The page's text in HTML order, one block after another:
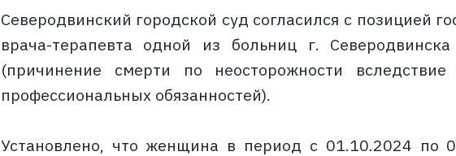
Северодвинский городской суд согласился с позицией
врача-терапевта одной из больниц г.
(причинение смерти по неосторожности
профессиональных обязанностей).
Установлено, что женщина в период с 01.10.2024 по